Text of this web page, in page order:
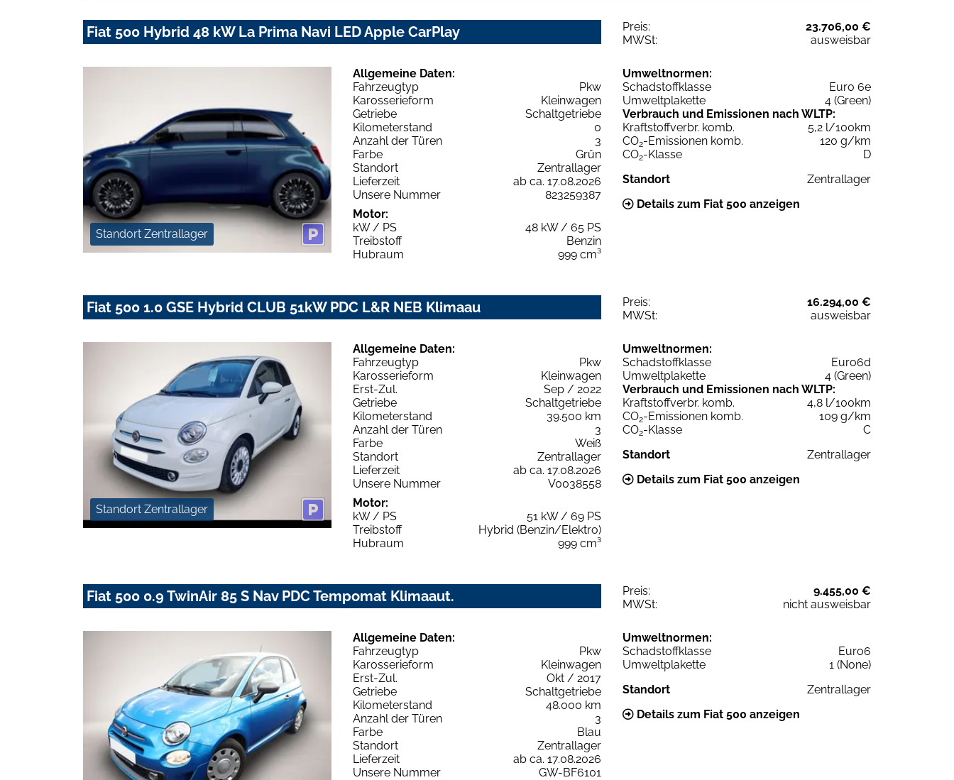
Fiat 500 Hybrid 48 kW La Prima Navi LED Apple CarPlay Preis:
23.706,00 €
MWSt:
ausweisbar
Standort Zentrallager
Allgemeine Daten:
Fahrzeugtyp
Pkw
Karosserieform
Kleinwagen
Getriebe
Schaltgetriebe
Kilometerstand
0
Anzahl der Türen
3
Farbe
Grün
Standort
Zentrallager
Lieferzeit
ab ca. 17.08.2026
Unsere Nummer
823259387
Motor:
kW / PS
48 kW / 65 PS
Treibstoff
Benzin
Hubraum
999 cm³
Umweltnormen:
Schadstoffklasse
Euro 6e
Umweltplakette
4 (Green)
Verbrauch und Emissionen nach WLTP:
Kraftstoffverbr. komb.
5,2 l/100km
CO2-Emissionen komb.
120 g/km
CO2-Klasse
D
Standort
Zentrallager
Details zum Fiat 500 anzeigen
Fiat 500 1.0 GSE Hybrid CLUB 51kW PDC L&R NEB Klimaau Preis:
16.294,00 €
MWSt:
ausweisbar
Standort Zentrallager
Allgemeine Daten:
Fahrzeugtyp
Pkw
Karosserieform
Kleinwagen
Erst-Zul.
Sep / 2022
Getriebe
Schaltgetriebe
Kilometerstand
39.500 km
Anzahl der Türen
3
Farbe
Weiß
Standort
Zentrallager
Lieferzeit
ab ca. 17.08.2026
Unsere Nummer
V0038558
Motor:
kW / PS
51 kW / 69 PS
Treibstoff
Hybrid (Benzin/Elektro)
Hubraum
999 cm³
Umweltnormen:
Schadstoffklasse
Euro6d
Umweltplakette
4 (Green)
Verbrauch und Emissionen nach WLTP:
Kraftstoffverbr. komb.
4,8 l/100km
CO2-Emissionen komb.
109 g/km
CO2-Klasse
C
Standort
Zentrallager
Details zum Fiat 500 anzeigen
Fiat 500 0.9 TwinAir 85 S Nav PDC Tempomat Klimaaut. Preis:
9.455,00 €
MWSt:
nicht ausweisbar
Allgemeine Daten:
Fahrzeugtyp
Pkw
Karosserieform
Kleinwagen
Erst-Zul.
Okt / 2017
Getriebe
Schaltgetriebe
Kilometerstand
48.000 km
Anzahl der Türen
3
Farbe
Blau
Standort
Zentrallager
Lieferzeit
ab ca. 17.08.2026
Unsere Nummer
GW-BF6101
Umweltnormen:
Schadstoffklasse
Euro6
Umweltplakette
1 (None)
Standort
Zentrallager
Details zum Fiat 500 anzeigen